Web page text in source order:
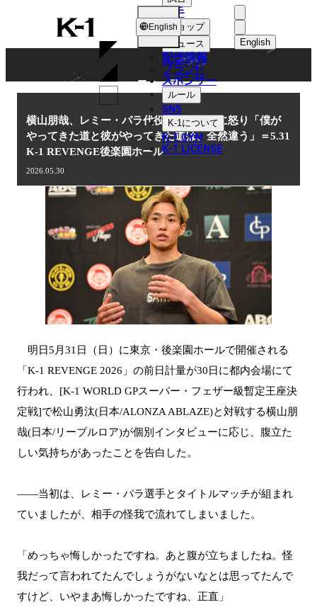
K-
1
English
한국어
選手
ショップ
ニュース
配信情報
ブランド
スポンサー
ルール
SNS
K-1について
K-1 GYM
K-1 LICENSE
English
NEWS
ニュース
横山朋哉、レミー・パラ代役の松山勇汰に怒り「僕が
やってきた道と彼がやってきた道は、全然違う」＝5.31
K-1 REVENGE後楽園ホール
2026.05.30
明日5月31日（日）に東京・後楽園ホールで開催される
「K-1 REVENGE 2026」の前日計量が30日に都内会場にて
行われ、[K-1 WORLD GPスーパー・フェザー級暫定王座決
定戦]で松山勇汰(日本/ALONZA ABLAZE)と対戦する横山朋
哉(日本/リーブルロア)が個別インタビューに応じ、腹立た
しい気持ちがあったことを告白した。
――当初は、レミー・パラ選手とタイトルマッチが組まれ
ていましたが、相手の怪我で流れてしまいました。
「めっちゃ悔しかったですね。あと腹が立ちましたね。怪
我だって言われてたんでしょうがないなとは思ってたんで
すけど、いやまあ悔しかったですね、正直」